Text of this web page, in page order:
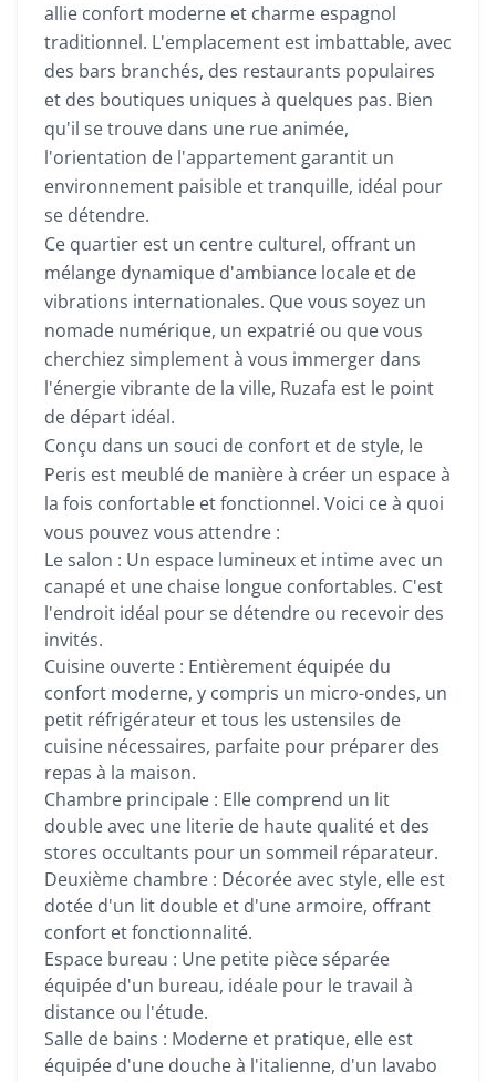
allie confort moderne et charme espagnol
traditionnel. L'emplacement est imbattable, avec
des bars branchés, des restaurants populaires
et des boutiques uniques à quelques pas. Bien
qu'il se trouve dans une rue animée,
l'orientation de l'appartement garantit un
environnement paisible et tranquille, idéal pour
se détendre.
Ce quartier est un centre culturel, offrant un
mélange dynamique d'ambiance locale et de
vibrations internationales. Que vous soyez un
nomade numérique, un expatrié ou que vous
cherchiez simplement à vous immerger dans
l'énergie vibrante de la ville, Ruzafa est le point
de départ idéal.
Conçu dans un souci de confort et de style, le
Peris est meublé de manière à créer un espace à
la fois confortable et fonctionnel. Voici ce à quoi
vous pouvez vous attendre :
Le salon : Un espace lumineux et intime avec un
canapé et une chaise longue confortables. C'est
l'endroit idéal pour se détendre ou recevoir des
invités.
Cuisine ouverte : Entièrement équipée du
confort moderne, y compris un micro-ondes, un
petit réfrigérateur et tous les ustensiles de
cuisine nécessaires, parfaite pour préparer des
repas à la maison.
Chambre principale : Elle comprend un lit
double avec une literie de haute qualité et des
stores occultants pour un sommeil réparateur.
Deuxième chambre : Décorée avec style, elle est
dotée d'un lit double et d'une armoire, offrant
confort et fonctionnalité.
Espace bureau : Une petite pièce séparée
équipée d'un bureau, idéale pour le travail à
distance ou l'étude.
Salle de bains : Moderne et pratique, elle est
équipée d'une douche à l'italienne, d'un lavabo